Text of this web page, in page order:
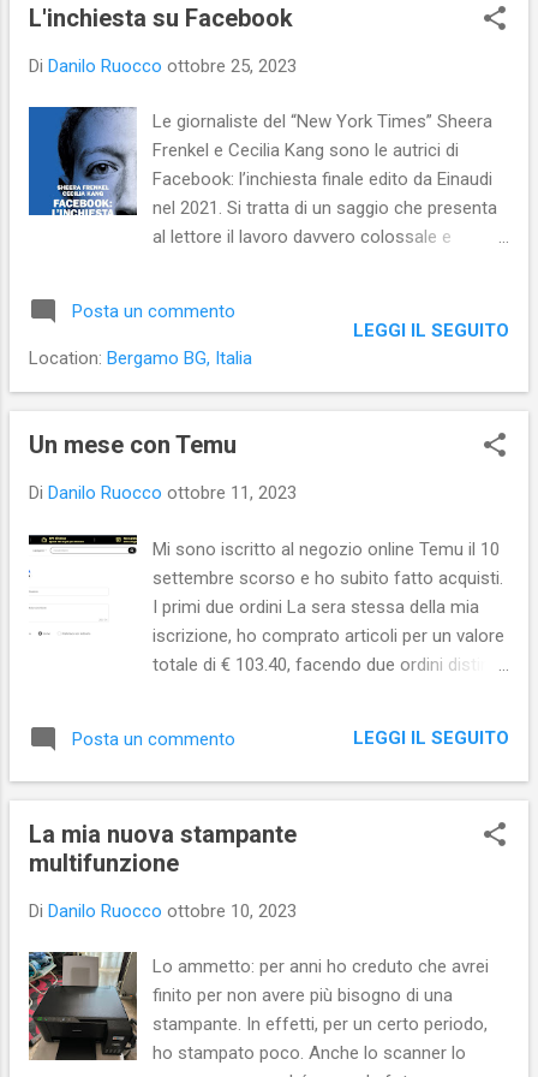
L'inchiesta su Facebook
Di Danilo Ruocco ottobre 25, 2023
Le giornaliste del “New York Times” Sheera
Frenkel e Cecilia Kang sono le autrici di
Facebook: l’inchiesta finale edito da Einaudi
nel 2021. Si tratta di un saggio che presenta
al lettore il lavoro davvero colossale e
persone legate a Facebook e analizzando gli
eventi che hanno coinvolto la società.
Facebook con colori scuri e inquietanti: il
social network, a detta delle autrici, sarebbe
a tutti i costi. Una società nella quale non ci
privacy degli utenti, messi, peraltro, a rischio
anche dal lato della loro sicurezza personale.
Una società per la quale il perseguimento
degli obiettivi (i profitti e il potere) possono
anche andare contro i più alti e comuni
globali. Gli esempi portati dalle autrici a
Posta un commento
Location: Bergamo BG, Italia
LEGGI IL SEGUITO
Un mese con Temu
Di Danilo Ruocco ottobre 11, 2023
Mi sono iscritto al negozio online Temu il 10
settembre scorso e ho subito fatto acquisti.
I primi due ordini La sera stessa della mia
iscrizione, ho comprato articoli per un valore
totale di € 103.40, facendo due ordini distinti.
compresa - risparmiando, così, € 61,28.
Purtroppo, due degli oggetti che avevo
Temu, perciò, mi ha rimborsato il loro valore
e mi ha accreditato altri 5 euro per scusarsi
mi sono arrivati integri, ma in lieve ritardo.
un bonus di € 5 perché la consegna non ha
rispettato i tempi. Invece, il “vassoio-
scrivania da letto” comprato con il secondo
ordine della giornata è arrivato in tempo, ma
Posta un commento LEGGI IL SEGUITO
La mia nuova stampante
multifunzione
Di Danilo Ruocco ottobre 10, 2023
Lo ammetto: per anni ho creduto che avrei
finito per non avere più bisogno di una
stampante. In effetti, per un certo periodo,
ho stampato poco. Anche lo scanner lo